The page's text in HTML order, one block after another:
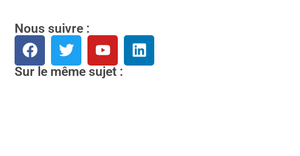
Nous suivre :
Sur le même sujet :